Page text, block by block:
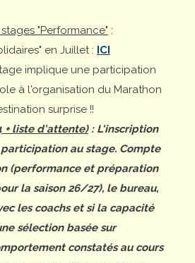
stages "Performance" :
en Juillet : ICI
implique une participation
à l'organisation du Marathon
surprise !!
+ liste d'attente): L'inscription
au stage. Compte
(performance et préparation
la saison 26/27), le bureau,
les coachs et si la capacité
sélection basée sur
constatés au cours